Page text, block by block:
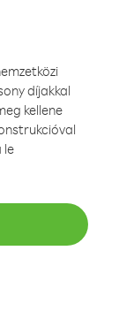
díjakkal
kellene
le